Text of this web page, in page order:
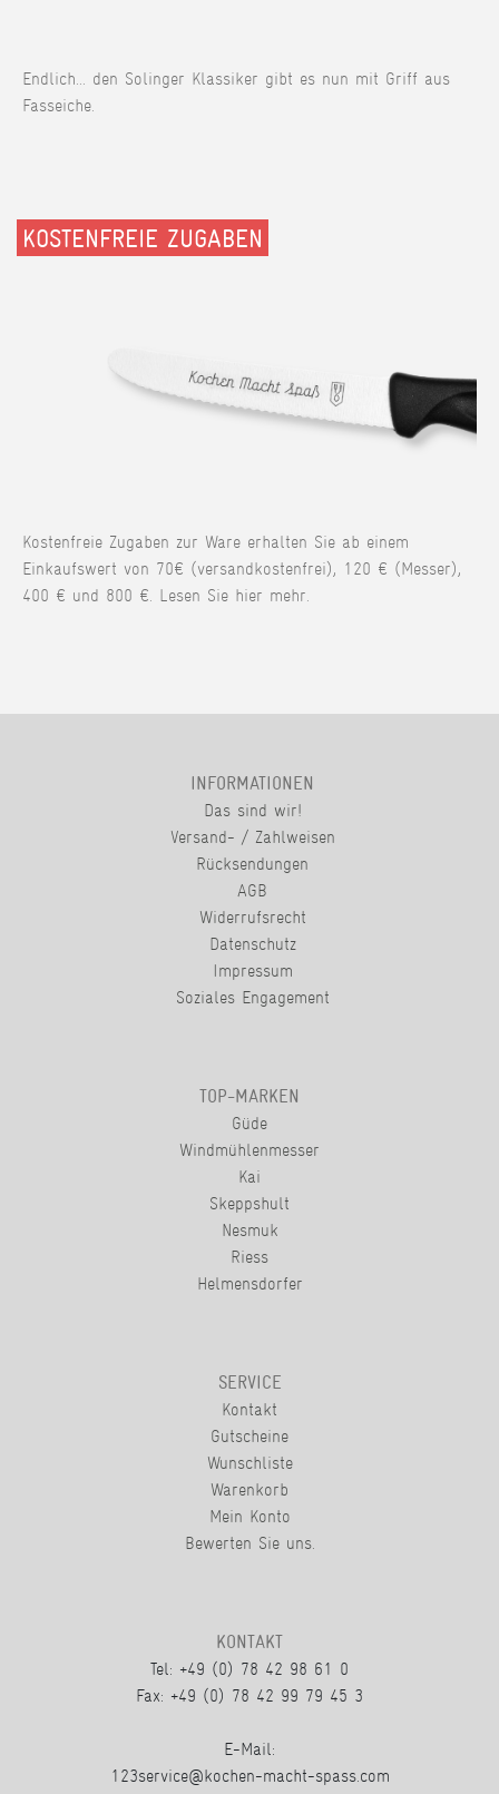
Endlich... den Solinger Klassiker gibt es nun mit Griff aus
Fasseiche.
KOSTENFREIE ZUGABEN
Kostenfreie Zugaben zur Ware erhalten Sie ab einem
Einkaufswert von 70€ (versandkostenfrei), 120 € (Messer),
400 € und 800 €. Lesen Sie hier mehr.
INFORMATIONEN
Das sind wir!
Versand- / Zahlweisen
Rücksendungen
AGB
Widerrufsrecht
Datenschutz
Impressum
Soziales Engagement
TOP-MARKEN
Güde
Windmühlenmesser
Kai
Skeppshult
Nesmuk
Riess
Helmensdorfer
SERVICE
Kontakt
Gutscheine
Wunschliste
Warenkorb
Mein Konto
Bewerten Sie uns.
KONTAKT
Tel: +49 (0) 78 42 98 61 0
Fax: +49 (0) 78 42 99 79 45 3
E-Mail:
123service@kochen-macht-spass.com